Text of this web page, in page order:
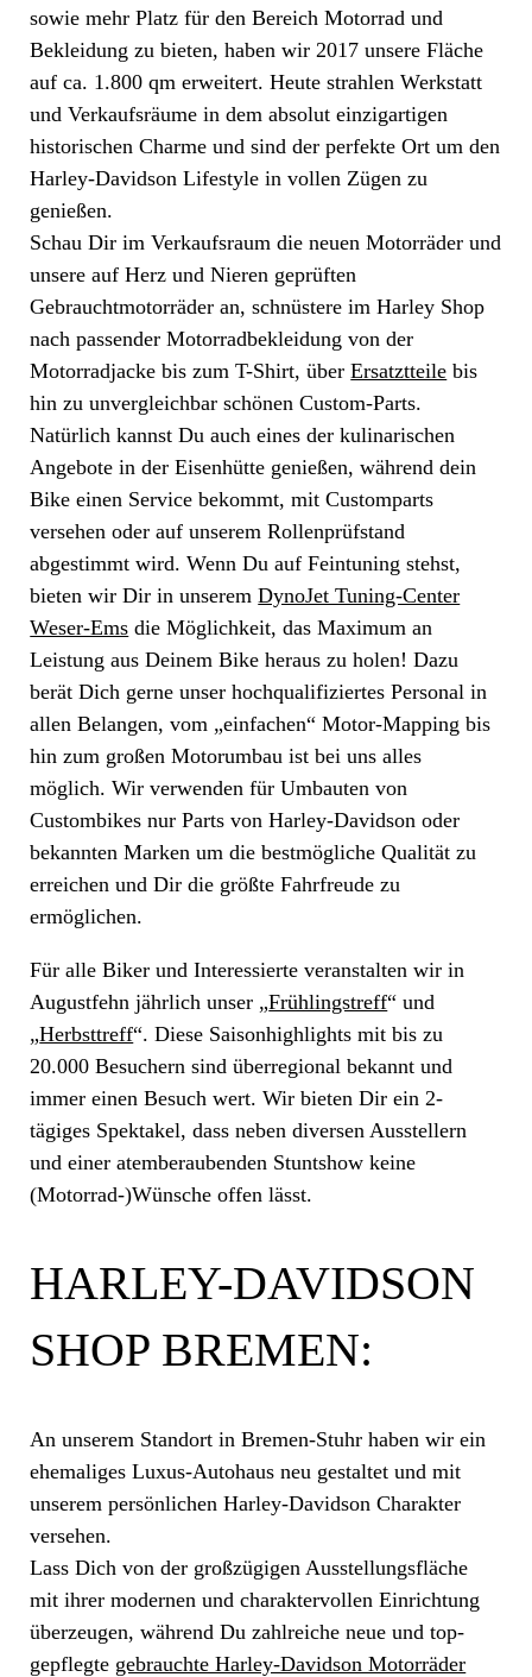
sowie mehr Platz für den Bereich Motorrad und
Bekleidung zu bieten, haben wir 2017 unsere Fläche
auf ca. 1.800 qm erweitert. Heute strahlen Werkstatt
und Verkaufsräume in dem absolut einzigartigen
historischen Charme und sind der perfekte Ort um den
Harley-Davidson Lifestyle in vollen Zügen zu
genießen.
Schau Dir im Verkaufsraum die neuen Motorräder und
unsere auf Herz und Nieren geprüften
Gebrauchtmotorräder an, schnüstere im Harley Shop
nach passender Motorradbekleidung von der
Motorradjacke bis zum T-Shirt, überErsatztteile bis
hin zu unvergleichbar schönen Custom-Parts.
Natürlich kannst Du auch eines der kulinarischen
Angebote in der Eisenhütte genießen, während dein
Bike einen Service bekommt, mit Customparts
versehen oder auf unserem Rollenprüfstand
abgestimmt wird. Wenn Du auf Feintuning stehst,
bieten wir Dir in unseremDynoJet Tuning-Center
Weser-Ems die Möglichkeit, das Maximum an
Leistung aus Deinem Bike heraus zu holen! Dazu
berät Dich gerne unser hochqualifiziertes Personal in
allen Belangen, vom „einfachen“ Motor-Mapping bis
hin zum großen Motorumbau ist bei uns alles
möglich. Wir verwenden für Umbauten von
Custombikes nur Parts von Harley-Davidson oder
bekannten Marken um die bestmögliche Qualität zu
erreichen und Dir die größte Fahrfreude zu
ermöglichen.
Für alle Biker und Interessierte veranstalten wir in
Augustfehn jährlich unser „Frühlingstreff“ und
„Herbsttreff“. Diese Saisonhighlights mit bis zu
20.000 Besuchern sind überregional bekannt und
immer einen Besuch wert. Wir bieten Dir ein 2-
tägiges Spektakel, dass neben diversen Ausstellern
und einer atemberaubenden Stuntshow keine
(Motorrad-)Wünsche offen lässt.
HARLEY-DAVIDSON
SHOP BREMEN:
An unserem Standort in Bremen-Stuhr haben wir ein
ehemaliges Luxus-Autohaus neu gestaltet und mit
unserem persönlichen Harley-Davidson Charakter
versehen.
Lass Dich von der großzügigen Ausstellungsfläche
mit ihrer modernen und charaktervollen Einrichtung
überzeugen, während Du zahlreiche neue und top-
gepflegte gebrauchte Harley-Davidson Motorräder